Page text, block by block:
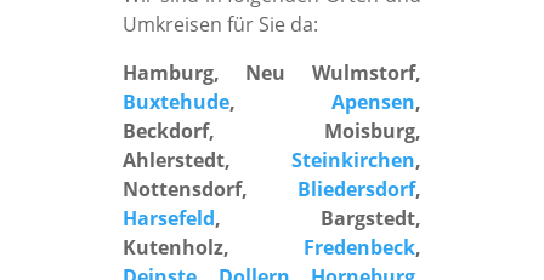
Umkreisen für Sie da:
Hamburg, Neu Wulmstorf,
Buxtehude,Apensen,
Beckdorf, Moisburg,
Ahlerstedt,Steinkirchen,
Nottensdorf, Bliedersdorf,
Harsefeld, Bargstedt,
Kutenholz, Fredenbeck,